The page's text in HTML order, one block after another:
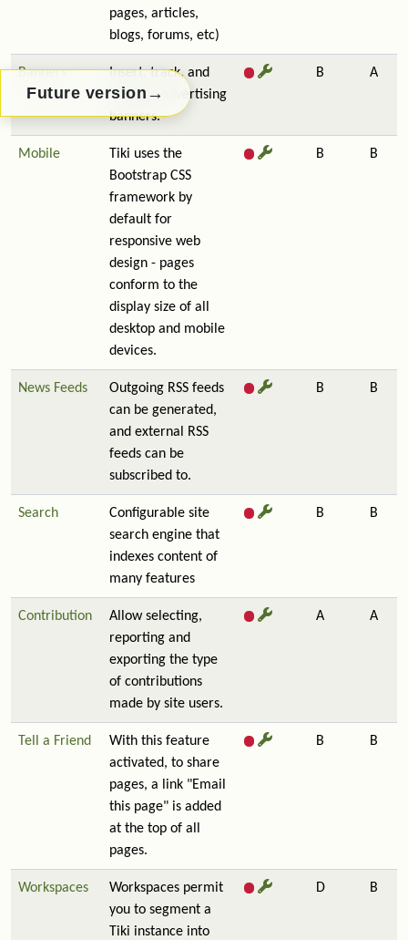
pages, articles,
blogs, forums, etc)
Banners
Insert, track, and
manage advertising
banners.
B A
Mobile
Tiki uses the
Bootstrap CSS
framework by
default for
responsive web
design - pages
conform to the
display size of all
desktop and mobile
devices.
B B
News Feeds
Outgoing RSS feeds
can be generated,
and external RSS
feeds can be
subscribed to.
B B
Search
Configurable site
search engine that
indexes content of
many features
B B
Contribution
Allow selecting,
reporting and
exporting the type
of contributions
made by site users.
A A
Tell a Friend
With this feature
activated, to share
pages, a link "Email
this page" is added
at the top of all
pages.
B B
Workspaces
Workspaces permit
you to segment a
Tiki instance into
D B
Future version →